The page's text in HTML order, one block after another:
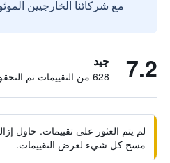
مع شركائنا الخارجيين
7.2 جيد
628 من التقييمات تم التحقق منها
لم يتم العثور على تقييمات. حاول
مسح كل شيء لعرض التقييمات.